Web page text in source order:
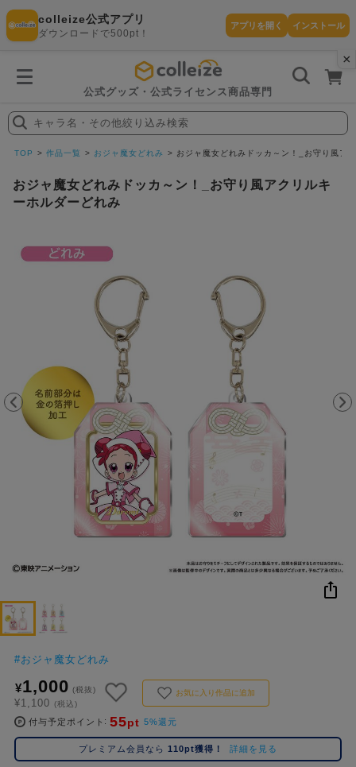
×
colleize公式アプリ
ダウンロードで500pt！
アプリを開く インストール
公式グッズ・公式ライセンス商品専門
探
す
ーり
おすすめ
商品
書籍
colleize B
コ
レ
イ
キャラ名・その他絞り込み検索
TOP 作品一覧 おジャ魔女どれみ おジャ魔女どれみドッカ～ン！_お守り風ア
おジャ魔女どれみドッカ～ン！_お守り風アクリルキ
ーホルダーどれみ
#おジャ魔女どれみ
¥1,000 (税抜)
¥1,100 (税込)
お気に入り作品に追加
付与予定ポイント 55pt 5%還元
プレミアム会員なら 110pt獲得！ 詳細を見る